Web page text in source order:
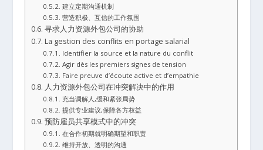
建立定期沟通机制
营造积极、互信的工作氛围
寻求人力资源外包公司的协助
La gestion des conflits en portage salarial
Identifier la source et la nature du conflit
Agir dès les premiers signes de tension
Faire preuve d’écoute active et d’empathie
人力资源外包公司在冲突解决中的作用
充当调解人,缓和紧张局势
提供专业建议,保障各方权益
预防雇员共享模式中的冲突
在合作初期就明确期望和职责
维持开放、透明的沟通